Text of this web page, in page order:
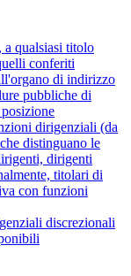
qualsiasi titolo
conferiti
di indirizzo
pubbliche di
dirigenziali (da
distinguano le
dirigenti
titolari di
con funzioni
discrezionali